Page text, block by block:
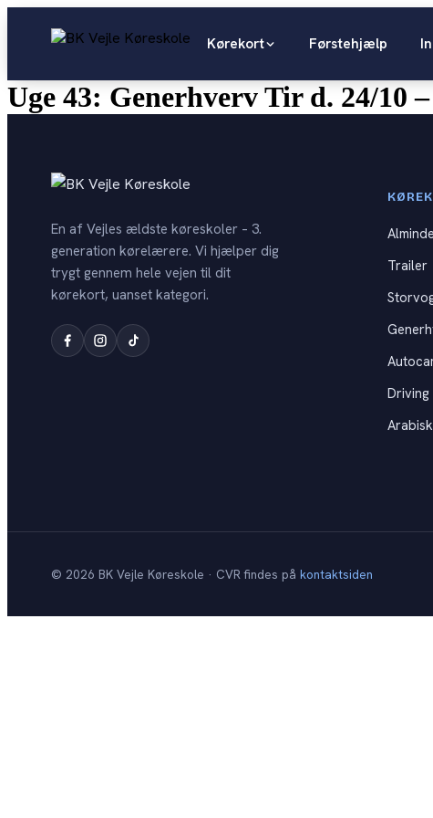
Kørekort Førstehjælp
Uge 43: Generhverv Tir d. 24/10
En af Vejles ældste køreskoler – 3.
generation kørelærere. Vi hjælper dig
trygt gennem hele vejen til dit
kørekort, uanset kategori.
Trailer
Driving
© 2026 BK Vejle Køreskole · CVR findes på kontaktsiden